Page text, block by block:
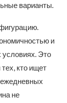
варианты.
и
условиях. Это
кто ищет
не